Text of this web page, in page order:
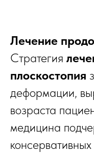
Лечение
Стратегия
плоскостопия
деформации,
возраста
медицина